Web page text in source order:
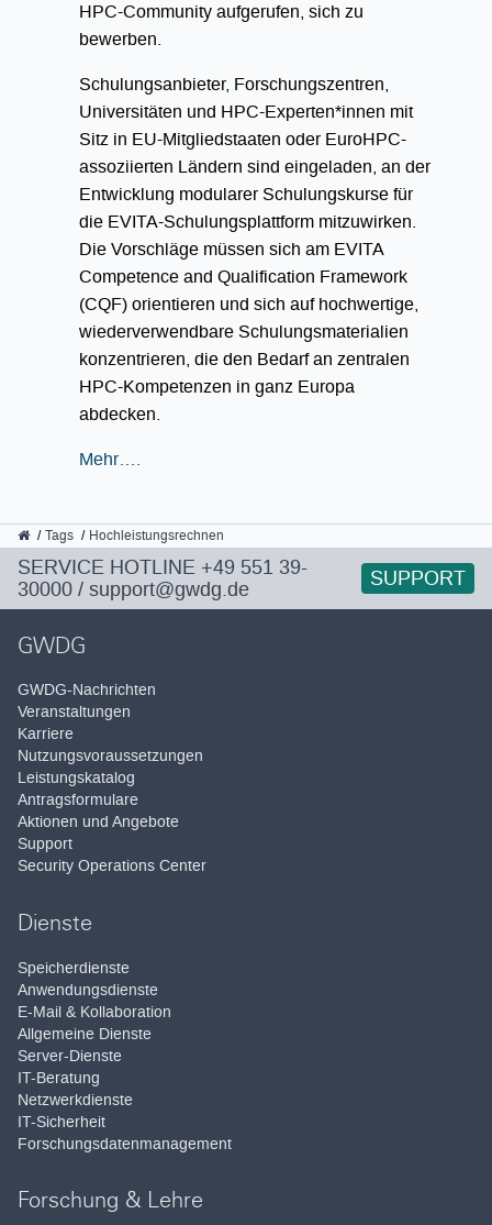
HPC-Community aufgerufen, sich zu
bewerben.
Schulungsanbieter, Forschungszentren,
Universitäten und HPC-Experten*innen mit
Sitz in EU-Mitgliedstaaten oder EuroHPC-
assoziierten Ländern sind eingeladen, an der
Entwicklung modularer Schulungskurse für
die EVITA-Schulungsplattform mitzuwirken.
Die Vorschläge müssen sich am EVITA
Competence and Qualification Framework
(CQF) orientieren und sich auf hochwertige,
wiederverwendbare Schulungsmaterialien
konzentrieren, die den Bedarf an zentralen
HPC-Kompetenzen in ganz Europa
abdecken.
Mehr….
GWDG
Tags Hochleistungsrechnen
SERVICE HOTLINE +49 551 39-
30000 / support@gwdg.de SUPPORT
GWDG
GWDG-Nachrichten
Veranstaltungen
Karriere
Nutzungsvoraussetzungen
Leistungskatalog
Antragsformulare
Aktionen und Angebote
Support
Security Operations Center
Dienste
Speicherdienste
Anwendungsdienste
E-Mail & Kollaboration
Allgemeine Dienste
Server-Dienste
IT-Beratung
Netzwerkdienste
IT-Sicherheit
Forschungsdatenmanagement
Forschung & Lehre